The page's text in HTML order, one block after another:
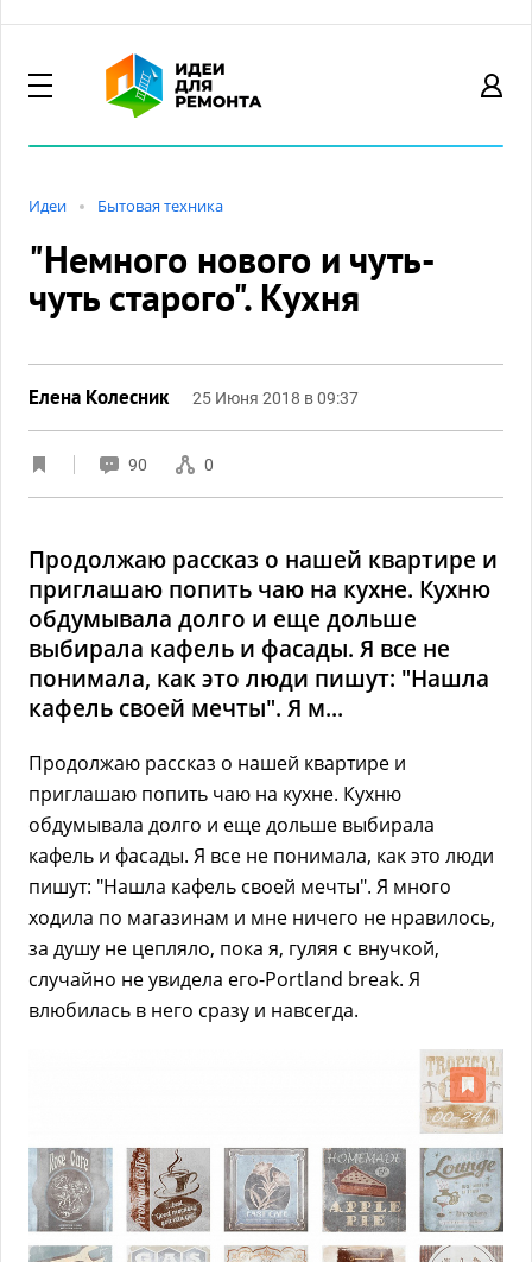
Идеи Бытовая техника
"Немного нового и чуть-
чуть старого". Кухня
Елена Колесник 25 Июня 2018 в 09:37
90 0
Продолжаю рассказ о нашей квартире и
приглашаю попить чаю на кухне. Кухню
обдумывала долго и еще дольше
выбирала кафель и фасады. Я все не
понимала, как это люди пишут: "Нашла
кафель своей мечты". Я м...
Продолжаю рассказ о нашей квартире и
приглашаю попить чаю на кухне. Кухню
обдумывала долго и еще дольше выбирала
кафель и фасады. Я все не понимала, как это люди
пишут: "Нашла кафель своей мечты". Я много
ходила по магазинам и мне ничего не нравилось,
за душу не цепляло, пока я, гуляя с внучкой,
случайно не увидела его-Portland break. Я
влюбилась в него сразу и навсегда.